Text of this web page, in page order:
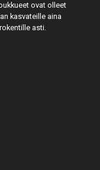
ovat olleet
kasvateille aina
asti.